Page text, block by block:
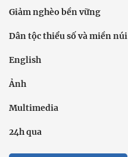
Giảm nghèo bền vững
Dân tộc thiểu số và miền núi
English
Ảnh
Multimedia
24h qua